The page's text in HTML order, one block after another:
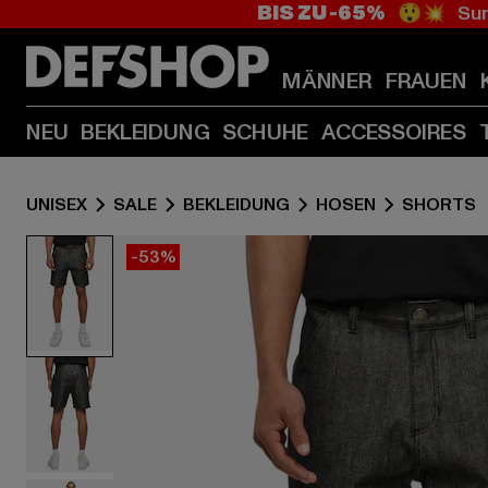
BIS ZU -65% 😲💥
MÄNNER FRAUEN
NEU BEKLEIDUNG SCHUHE ACCESSOIRES
UNISEX SALE BEKLEIDUNG HOSEN SHORTS
-53%